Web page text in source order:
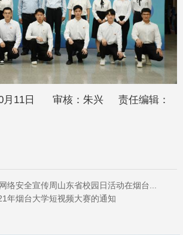
月11日 审核：朱兴 责任编辑：
络安全宣传周山东省校园日活动在烟台...
年烟台大学短视频大赛的通知